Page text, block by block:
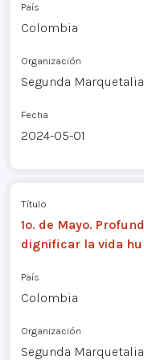
País
Colombia
Organización
Segunda
Fecha
2024-05-01
Título
1o. de Mayo.
dignificar la vida
País
Colombia
Organización
Segunda